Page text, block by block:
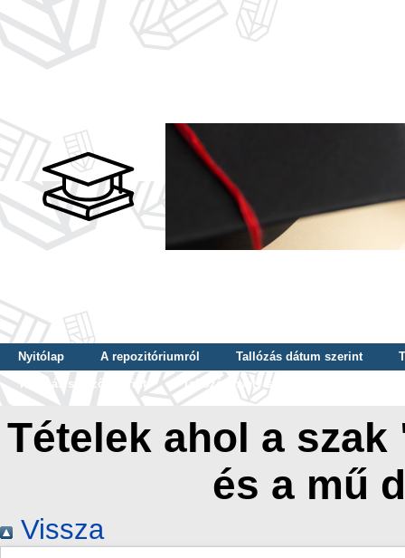
Nyitólap A repozitóriumról Tallózás dátum szerint
Tallózás szerző szerint
Tallózás nyelv szerint
Tételek ahol a
és a mű
Vissza